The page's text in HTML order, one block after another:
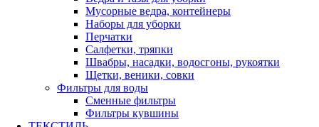
Мусорные ведра, контейнеры
Наборы для уборки
Перчатки
Салфетки, тряпки
Швабры, насадки, водосгоны, рукоятки
Щетки, веники, совки
Фильтры для воды
Сменные фильтры
Фильтры кувшины